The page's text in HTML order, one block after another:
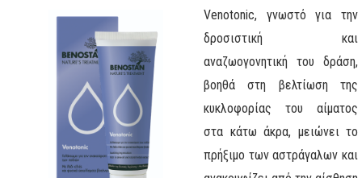
Venotonic, γνωστό για την
δροσιστική και
αναζωογονητική του δράση,
βοηθά στη βελτίωση της
κυκλοφορίας του αίματος
στα κάτω άκρα, μειώνει το
πρήξιμο των αστράγαλων και